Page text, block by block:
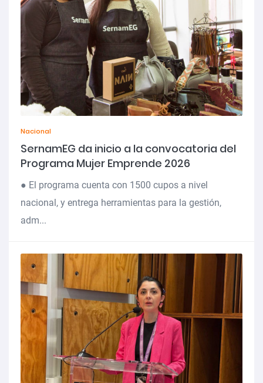
Nacional
SernamEG da inicio a la convocatoria del
Programa Mujer Emprende 2026
● El programa cuenta con 1500 cupos a nivel
nacional, y entrega herramientas para la gestión,
adm...